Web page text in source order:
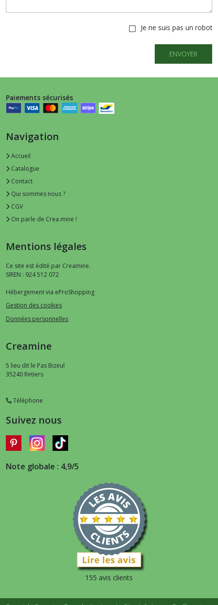
Je ne suis pas un robot
ENVOYER
Paiements sécurisés
Navigation
Accueil
Catalogue
Contact
Qui sommes nous ?
CGV
On parle de Crea.mine !
Mentions légales
Ce site est édité par Creamine.
SIREN : 924 512 072
Hébergement via eProShopping
Gestion des cookies
Données personnelles
Creamine
5 lieu dit le Pas Bizeul
35240 Retiers
Téléphone
Suivez nous
Note globale : 4,9/5
155 avis clients